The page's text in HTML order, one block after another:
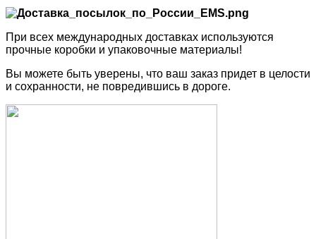
При всех международных доставках используются
прочные коробки и упаковочные материалы!
Вы можете быть уверены, что ваш заказ придет в целости
и сохранности, не повредившись в дороге.